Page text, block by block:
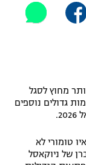
מחוץ לסגל
גדולים נוספים
טומורי לא
של ניוקאסל